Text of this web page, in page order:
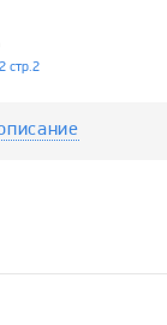
стр.2